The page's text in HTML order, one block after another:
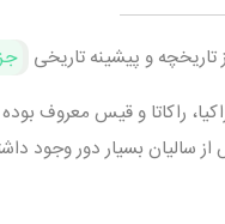
و پیشینه تاریخی
وجود داشته است. نشانه بارز